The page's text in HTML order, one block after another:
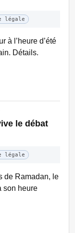
légale
à l’heure d’été
Détails.
le débat
légale
de Ramadan, le
son heure